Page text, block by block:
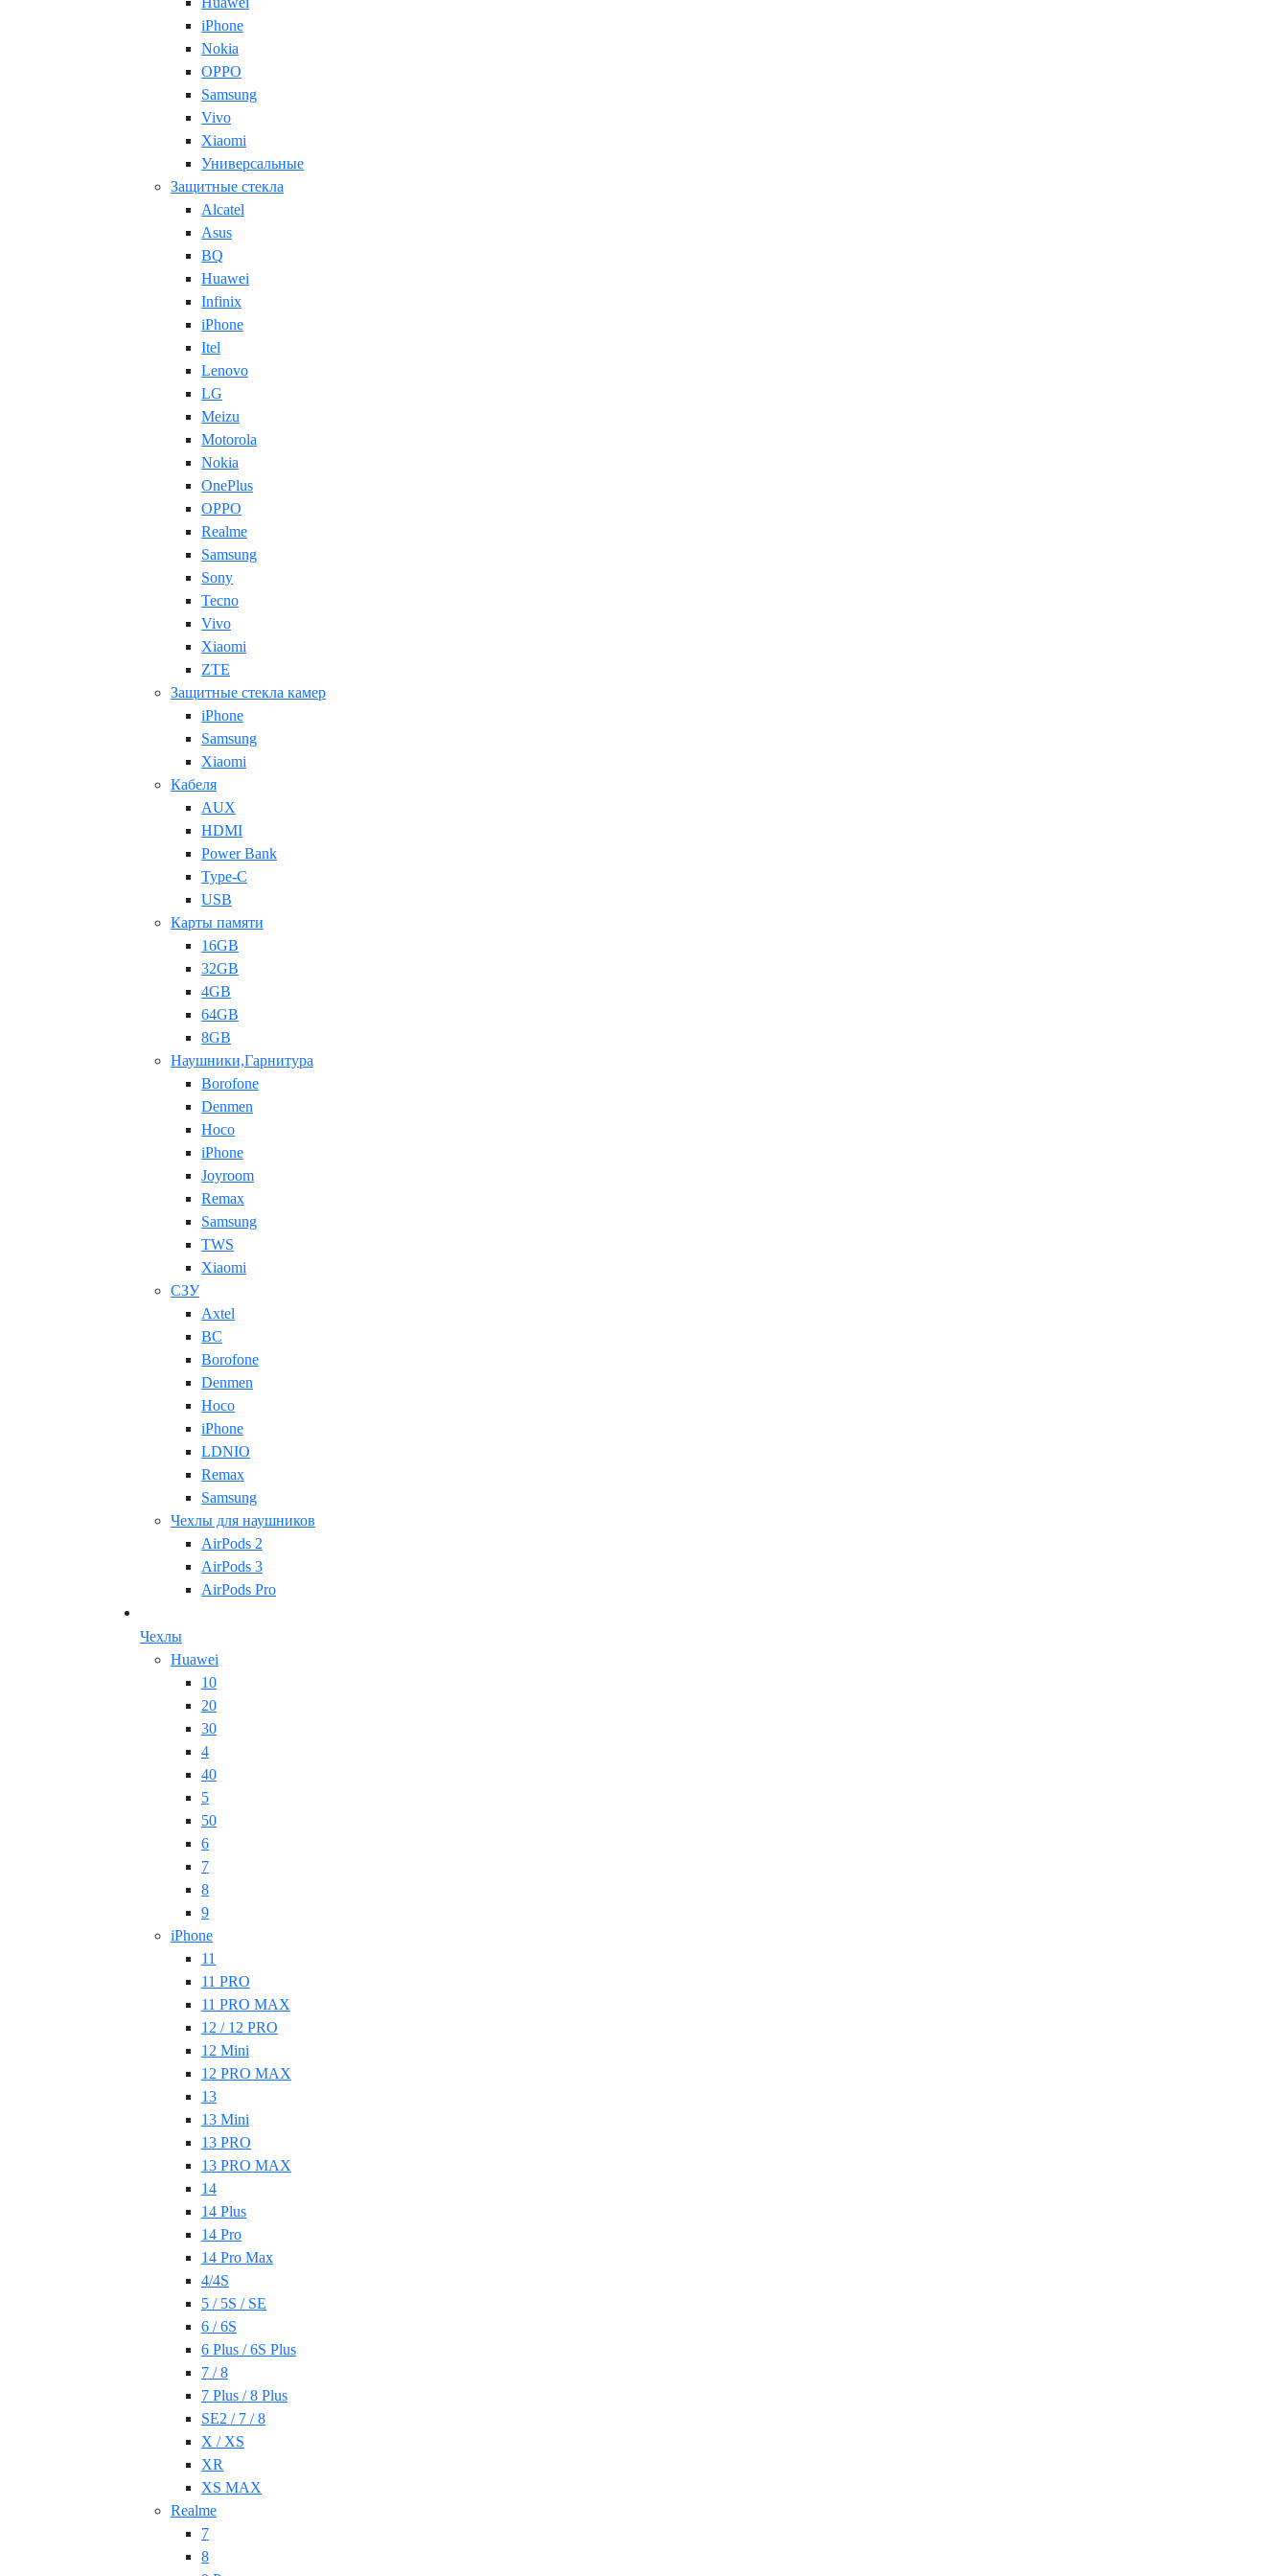
iPhone
Nokia
OPPO
Samsung
Vivo
Xiaomi
Универсальные
Защитные стекла
Alcatel
Asus
BQ
Huawei
Infinix
iPhone
Itel
Lenovo
LG
Meizu
Motorola
Nokia
OnePlus
OPPO
Realme
Samsung
Sony
Tecno
Vivo
Xiaomi
ZTE
Защитные стекла камер
iPhone
Samsung
Xiaomi
Кабеля
AUX
HDMI
Power Bank
Type-C
USB
Карты памяти
16GB
32GB
4GB
64GB
8GB
Наушники,Гарнитура
Borofone
Denmen
Hoco
iPhone
Joyroom
Remax
Samsung
TWS
Xiaomi
СЗУ
Axtel
BC
Borofone
Denmen
Hoco
iPhone
LDNIO
Remax
Samsung
Чехлы для наушников
AirPods 2
AirPods 3
AirPods Pro
Чехлы
Huawei
10
20
30
4
40
5
50
6
7
8
9
iPhone
11
11 PRO
11 PRO MAX
12 / 12 PRO
12 Mini
12 PRO MAX
13
13 Mini
13 PRO
13 PRO MAX
14
14 Plus
14 Pro
14 Pro Max
4/4S
5 / 5S / SE
6 / 6S
6 Plus / 6S Plus
7 / 8
7 Plus / 8 Plus
SE2 / 7 / 8
X / XS
XR
XS MAX
Realme
7
8